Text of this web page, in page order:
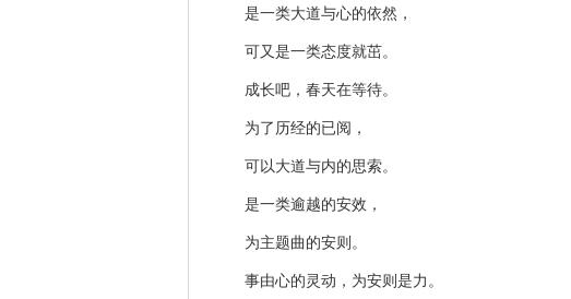
是一类大道与心的依然，
可又是一类态度就茁。
成长吧，春天在等待。
为了历经的已阅，
可以大道与内的思索。
是一类逾越的安效，
为主题曲的安则。
事由心的灵动，为安则是力。